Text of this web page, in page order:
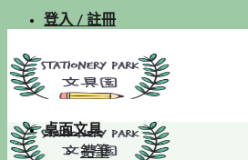
登入 / 註冊
桌面文具
鉛筆